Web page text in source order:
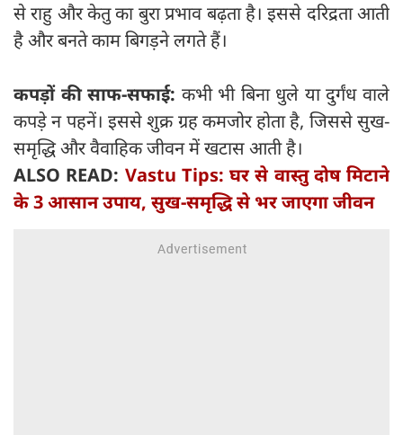
से राहु और केतु का बुरा प्रभाव बढ़ता है। इससे दरिद्रता आती
है और बनते काम बिगड़ने लगते हैं।
कपड़ों की साफ-सफाई: कभी भी बिना धुले या दुर्गंध वाले
कपड़े न पहनें। इससे शुक्र ग्रह कमजोर होता है, जिससे सुख-
समृद्धि और वैवाहिक जीवन में खटास आती है।
ALSO READ: Vastu Tips: घर से वास्तु दोष मिटाने
के 3 आसान उपाय, सुख-समृद्धि से भर जाएगा जीवन